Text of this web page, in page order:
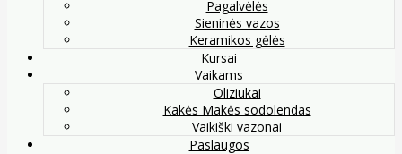
Pagalvėlės
Sieninės vazos
Keramikos gėlės
Kursai
Vaikams
Oliziukai
Kakės Makės sodolendas
Vaikiški vazonai
Paslaugos